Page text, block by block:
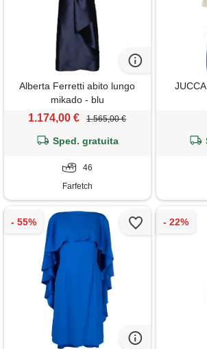
Alberta Ferretti abito lungo
mikado - blu
1.174,00 € 1.565,00 €
Sped. gratuita
46
Farfetch